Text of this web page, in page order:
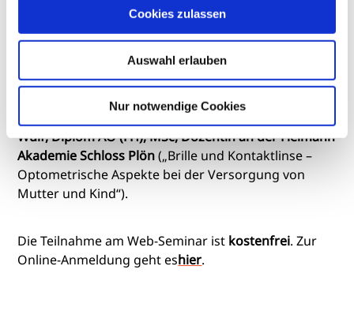
Cookies zulassen
Auswahl erlauben
Nur notwendige Cookies
Schwangerschaft“),Prof. Dr. med. Rafael Grajewski,
Oberarzt am Zentrum für Augenheilkunde, Uniklinik
(„Wechselwirkungen beachten – Sehen in der
Schwangerschaft“),Dr. med. Santa Heede,
Zentrumsehstärke Hamburg
(„Entscheidende
Monate – Sehen bei Neugeborenen“) sowie
Wulf, Diplom AO (FH), MSc, Dozentin an der Fielmann
Akademie Schloss Plön(„Brille und Kontaktlinse –
Optometrische Aspekte bei der Versorgung von
Mutter und Kind“).
Die Teilnahme am Web-Seminar ist kostenfrei. Zur
Online-Anmeldung geht eshier.